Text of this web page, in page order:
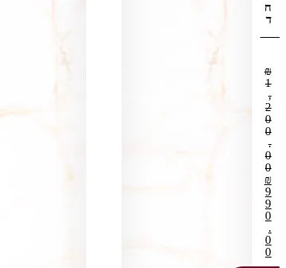
ח
ד
₪
1
,
2
0
0
.
0
0
₪
9
9
0
.
0
0